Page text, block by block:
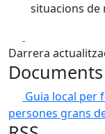
situacions de
Darrera
Documents
Guia local per
persones grans